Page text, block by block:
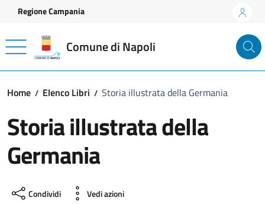
Vai ai contenuti
Vai al footer
Regione Campania
Comune di Napoli
Home Elenco Libri Storia illustrata della Germania
Storia illustrata della
Germania
Condividi Vedi azioni